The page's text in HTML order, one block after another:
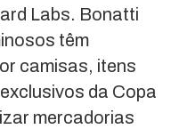
Labs. Bonatti
têm
camisas, itens
da Copa
mercadorias